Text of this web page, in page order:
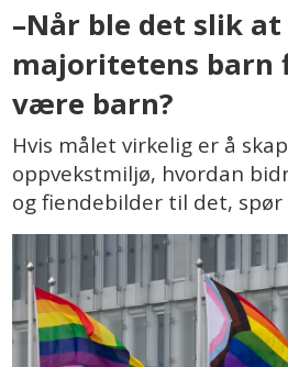
–Når ble det slik
majoritetens barn
være barn?
Hvis målet virkelig er å
oppvekstmiljø, hvordan
og fiendebilder til det, spør